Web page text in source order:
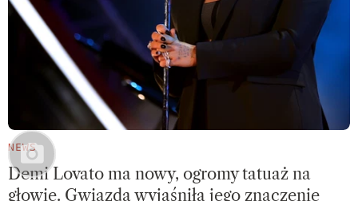
NEWS
Demi Lovato ma nowy, ogromy tatuaż na
głowie. Gwiazda wyjaśniła jego znaczenie